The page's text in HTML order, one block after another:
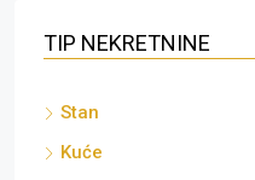
TIP NEKRETNINE
Stan
Kuće